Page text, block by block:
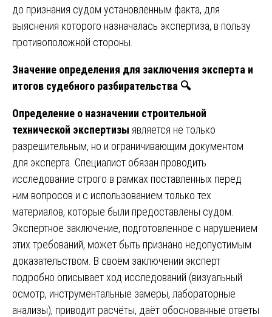
до признания судом установленным факта, для
выяснения которого назначалась экспертиза, в пользу
противоположной стороны.
Значение определения для заключения эксперта и
итогов судебного разбирательства 🔍
Определение о назначении строительной
технической экспертизы является не только
разрешительным, но и ограничивающим документом
для эксперта. Специалист обязан проводить
исследование строго в рамках поставленных перед
ним вопросов и с использованием только тех
материалов, которые были предоставлены судом.
Экспертное заключение, подготовленное с нарушением
этих требований, может быть признано недопустимым
доказательством. В своём заключении эксперт
подробно описывает ход исследований (визуальный
осмотр, инструментальные замеры, лабораторные
анализы), приводит расчёты, даёт обоснованные ответы